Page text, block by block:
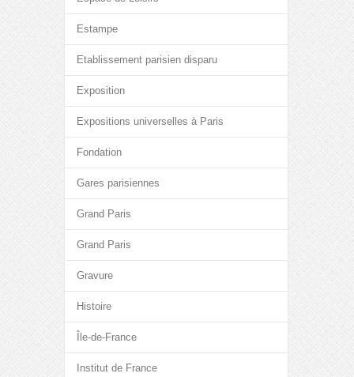
Estampe
Etablissement parisien disparu
Exposition
Expositions universelles à Paris
Fondation
Gares parisiennes
Grand Paris
Grand Paris
Gravure
Histoire
Île-de-France
Institut de France